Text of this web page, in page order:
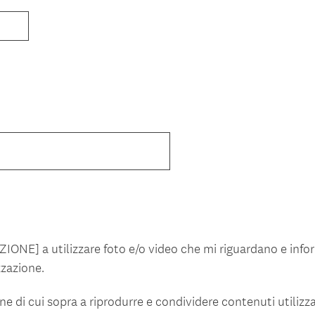
a utilizzare foto e/o video che mi riguardano e
di cui sopra a riprodurre e condividere contenuti